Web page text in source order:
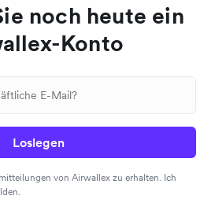
noch heute ein
Konto
Loslegen
von Airwallex zu erhalten. Ich